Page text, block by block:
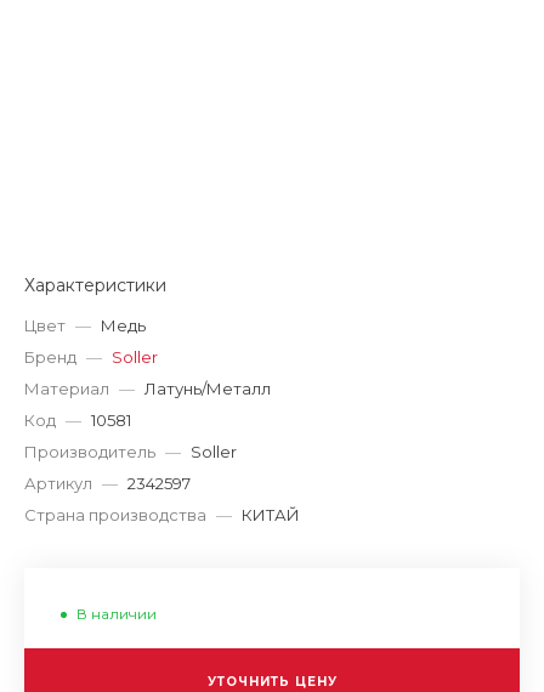
Характеристики
Цвет — Медь
Бренд — Soller
Материал — Латунь/Металл
Код — 10581
Производитель — Soller
Артикул — 2342597
Страна производства — КИТАЙ
В наличии
УТОЧНИТЬ ЦЕНУ